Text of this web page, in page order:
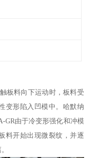
板料向下运动时，板料受
变形陷入凹模中。哈默纳
GR由于冷变形强化和冲模
料开始出现微裂纹，并逐